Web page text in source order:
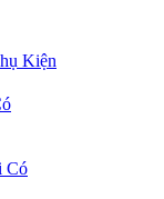
Kiện
Có